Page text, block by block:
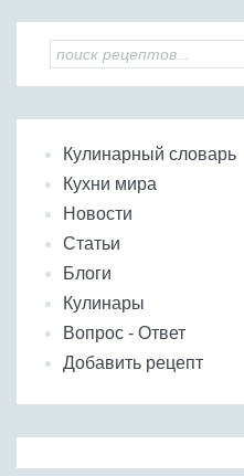
Кулинарный словарь
Кухни мира
Новости
Статьи
Блоги
Кулинары
Вопрос - Ответ
Добавить рецепт